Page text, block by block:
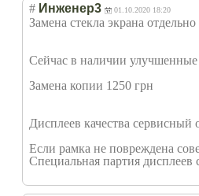
# Инженер3 01.10.2020 18:20
Замена стекла экрана
Сейчас в наличии улучшенные
Замена копии 1250 грн
Дисплеев качества
Если рамка не повреждена
Специальная партия